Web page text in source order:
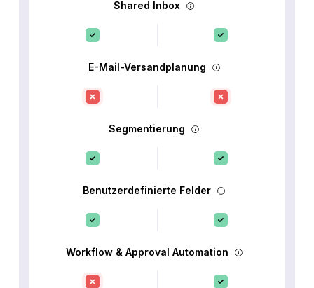
Shared Inbox
E-Mail-Versandplanung
Segmentierung
Benutzerdefinierte Felder
Workflow & Approval Automation